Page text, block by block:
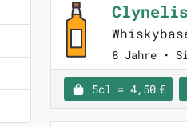
8 Jahre •
5cl = 4,50 €